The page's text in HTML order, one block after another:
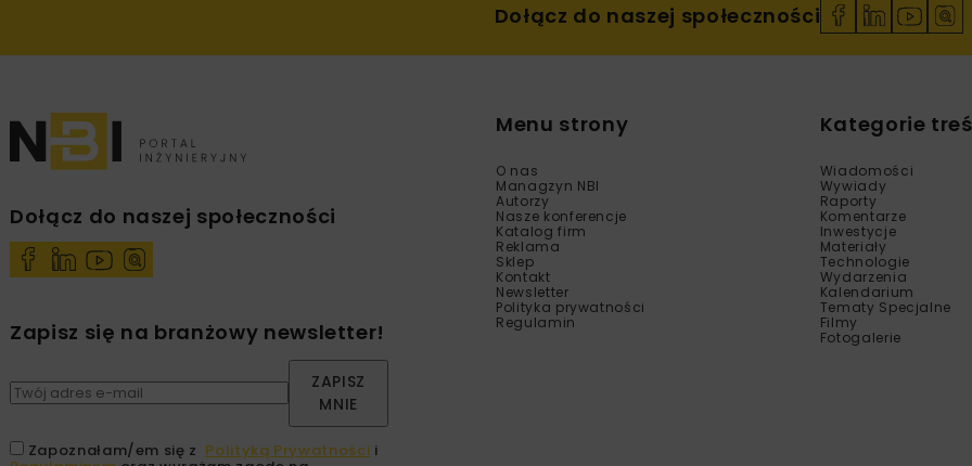
Dołącz do naszej społeczności
Dołącz do naszej społeczności
Zapisz się na branżowy newsletter!
ZAPISZ
MNIE
Zapoznałam/em się z Polityką Prywatności i
Menu strony
O nas
Managzyn NBI
Autorzy
Nasze konferencje
Katalog firm
Reklama
Sklep
Kontakt
Newsletter
Polityka prywatności
Regulamin
Kategorie
Wiadomości
Wywiady
Raporty
Komentarze
Inwestycje
Materiały
Technologie
Wydarzenia
Kalendarium
Tematy Specjalne
Filmy
Fotogalerie